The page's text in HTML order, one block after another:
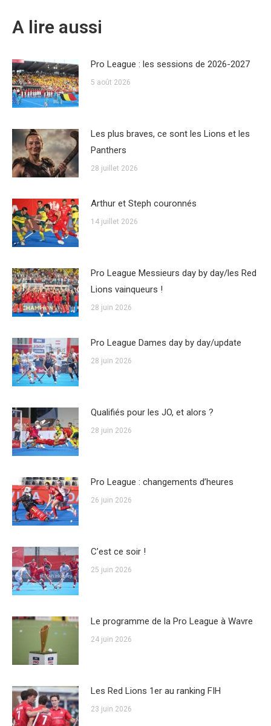
A lire aussi
Pro League : les sessions de 2026-2027
5 août 2026
Les plus braves, ce sont les Lions et les
Panthers
28 juillet 2026
Arthur et Steph couronnés
14 juillet 2026
Pro League Messieurs day by day/les Red
Lions vainqueurs !
28 juin 2026
Pro League Dames day by day/update
28 juin 2026
Qualifiés pour les JO, et alors ?
28 juin 2026
Pro League : changements d’heures
26 juin 2026
C’est ce soir !
25 juin 2026
Le programme de la Pro League à Wavre
24 juin 2026
Les Red Lions 1er au ranking FIH
23 juin 2026